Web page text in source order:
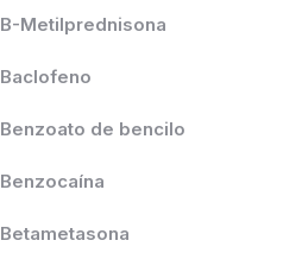
B-Metilprednisona
Baclofeno
Benzoato de bencilo
Benzocaína
Betametasona